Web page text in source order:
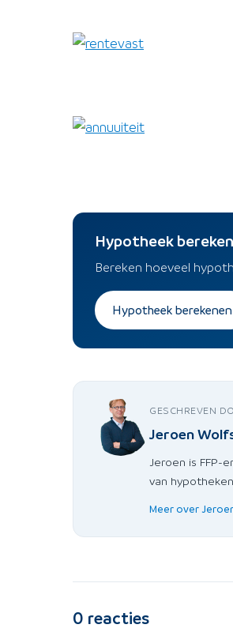
Hypotheek
Bereken hoeveel
Hypotheek berekenen
GESCHREVEN
Jeroen
Jeroen is FFP-
van hypotheken.
Meer over
0 reacties